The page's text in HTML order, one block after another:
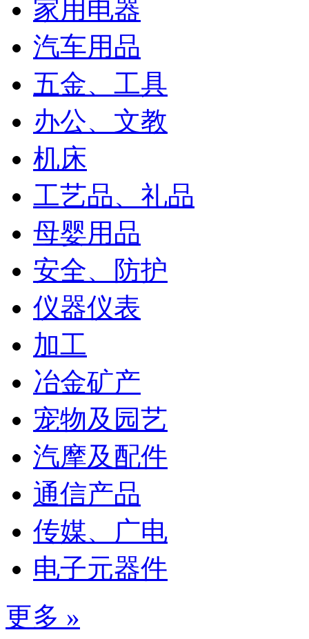
家用电器
汽车用品
五金、工具
办公、文教
机床
工艺品、礼品
母婴用品
安全、防护
仪器仪表
加工
冶金矿产
宠物及园艺
汽摩及配件
通信产品
传媒、广电
电子元器件
更多 »